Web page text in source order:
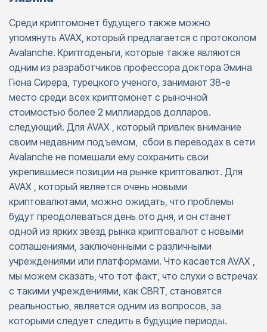
Среди криптомонет будущего также можно
упомянуть AVAX, который предлагается с протоколом
Avalanche. Криптоденьги, которые также являются
одним из разработчиков профессора доктора Эмина
Гюна Сирера, турецкого ученого, занимают 38-е
место среди всех криптомонет с рыночной
стоимостью более 2 миллиардов долларов.
следующий. Для AVAX , который привлек внимание
своим недавним подъемом, сбои в переводах в сети
Avalanche не помешали ему сохранить свои
укрепившиеся позиции на рынке криптовалют. Для
AVAX , который является очень новыми
криптовалютами, можно ожидать, что проблемы
будут преодолеваться день ото дня, и он станет
одной из ярких звезд рынка криптовалют с новыми
соглашениями, заключенными с различными
учреждениями или платформами. Что касается AVAX ,
мы можем сказать, что тот факт, что слухи о встречах
с такими учреждениями, как CBRT, становятся
реальностью, является одним из вопросов, за
которыми следует следить в будущие периоды.